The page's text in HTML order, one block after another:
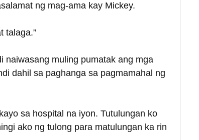
ng mag-ama kay Mickey.
talaga.”
naiwasang muling pumatak ang mga
dahil sa paghanga sa pagmamahal ng
sa hospital na iyon. Tutulungan ko
ako ng tulong para matulungan ka rin